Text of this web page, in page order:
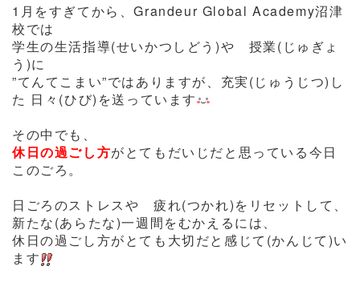
1月をすぎてから、Grandeur Global Academy沼津
校では
学生の生活指導(せいかつしどう)や 授業(じゅぎょ
う)に
”てんてこまい”ではありますが、充実(じゅうじつ)し
た 日々(ひび)を送っています
その中でも、
休日の過ごし方がとてもだいじだと思っている今日
このごろ。
日ごろのストレスや 疲れ(つかれ)をリセットして、
新たな(あらたな)一週間をむかえるには、
休日の過ごし方がとても大切だと感じて(かんじて)い
ます